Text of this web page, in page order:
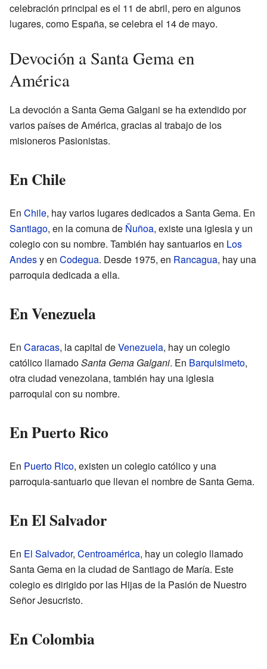
celebración principal es el 11 de abril, pero en algunos
lugares, como España, se celebra el 14 de mayo.
Devoción a Santa Gema en
América
La devoción a Santa Gema Galgani se ha extendido por
varios países de América, gracias al trabajo de los
misioneros Pasionistas.
En Chile
En Chile, hay varios lugares dedicados a Santa Gema. En
Santiago, en la comuna de Ñuñoa, existe una iglesia y un
colegio con su nombre. También hay santuarios en Los
Andesy en Codegua. Desde 1975, en Rancagua, hay una
parroquia dedicada a ella.
En Venezuela
En Caracas, la capital deVenezuela, hay un colegio
católico llamadoSanta Gema Galgani. En Barquisimeto,
otra ciudad venezolana, también hay una iglesia
parroquial con su nombre.
En Puerto Rico
En Puerto Rico, existen un colegio católico y una
parroquia-santuario que llevan el nombre de Santa Gema.
En El Salvador
En El Salvador, Centroamérica, hay un colegio llamado
Santa Gema en la ciudad de Santiago de María. Este
colegio es dirigido por las Hijas de la Pasión de Nuestro
Señor Jesucristo.
En Colombia